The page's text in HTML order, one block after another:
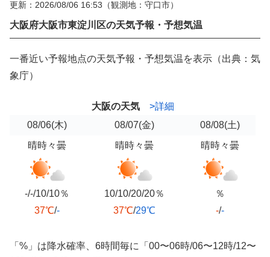
更新：2026/08/06 16:53 （観測地：守口市）
大阪府大阪市東淀川区の天気予報・予想気温
一番近い予報地点の天気予報・予想気温を表示（出典：気
象庁）
大阪の天気
>詳細
08/06(木) 08/07(金) 08/08(土)
晴時々曇
-/-/10/10％
37℃/-
晴時々曇
10/10/20/20％
37℃/29℃
晴時々曇
％
-/-
「%」は降水確率、6時間毎に「00〜06時/06〜12時/12〜